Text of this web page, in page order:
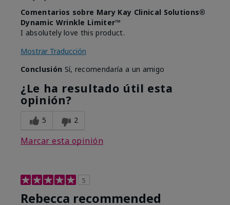
Comentarios sobre Mary Kay Clinical Solutions®
Dynamic Wrinkle Limiter™
I absolutely love this product.
Mostrar Traducción
Conclusión Sí, recomendaría a un amigo
¿Le ha resultado útil esta
opinión?
5 2
Marcar esta opinión
5
Rebecca recommended